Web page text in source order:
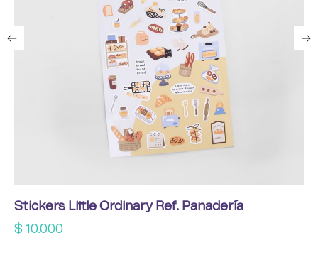
Stickers Little Ordinary Ref. Panadería
$ 10.000